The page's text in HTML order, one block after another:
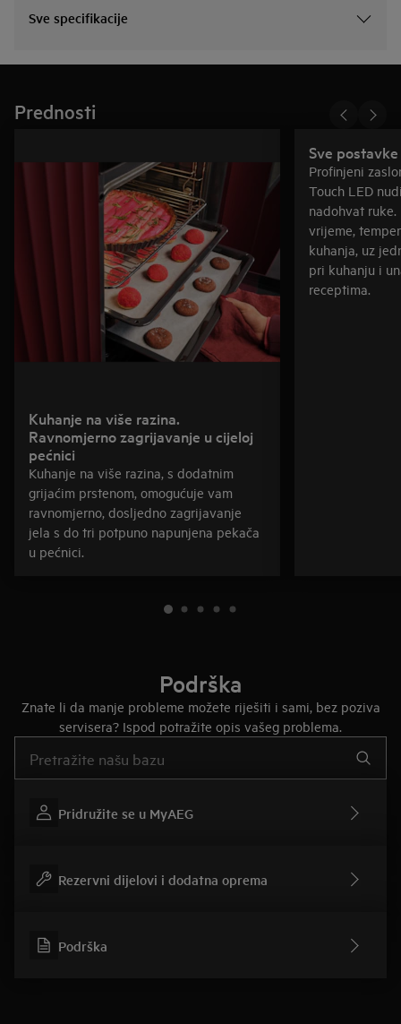
Sve specifikacije
Prednosti
Kuhanje na više razina.
Ravnomjerno zagrijavanje u cijeloj
pećnici
Kuhanje na više razina, s dodatnim
grijaćim prstenom, omogućuje vam
ravnomjerno, dosljedno zagrijavanje
jela s do tri potpuno napunjena pekača
u pećnici.
Sve
Profinjeni
Touch LED
nadohvat
vrijeme,
kuhanja, uz
pri kuhanju i
receptima.
Podrška
Znate li da manje probleme možete riješiti i sami, bez poziva
servisera? Ispod potražite opis vašeg problema.
Pridružite se u MyAEG
Rezervni dijelovi i dodatna oprema
Podrška